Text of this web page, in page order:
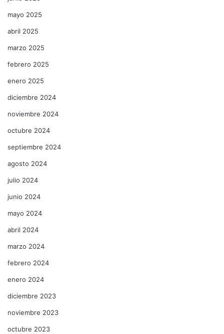
mayo 2025
abril 2025
marzo 2025
febrero 2025
enero 2025
diciembre 2024
noviembre 2024
octubre 2024
septiembre 2024
agosto 2024
julio 2024
junio 2024
mayo 2024
abril 2024
marzo 2024
febrero 2024
enero 2024
diciembre 2023
noviembre 2023
octubre 2023